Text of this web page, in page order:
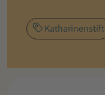
Katharinenstift